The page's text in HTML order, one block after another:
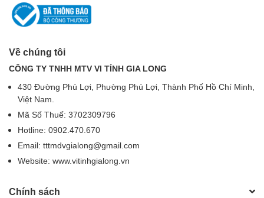
Về chúng tôi
CÔNG TY TNHH MTV VI TÍNH GIA LONG
430 Đường Phú Lợi, Phường Phú Lợi, Thành Phố Hồ Chí Minh,
Việt Nam.
Mã Số Thuế: 3702309796
Hotline: 0902.470.670
Email: tttmdvgialong@gmail.com
Website: www.vitinhgialong.vn
Chính sách